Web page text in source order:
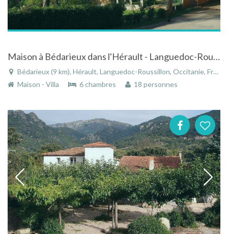
Maison à Bédarieux dans l'Hérault - Languedoc-Roussillon avec piscine idéale pour groupes
Bédarieux (9 km), Hérault, Languedoc-Roussillon, Occitanie, France
Maison - Villa
6 chambres 18 personnes